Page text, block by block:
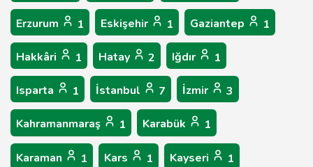
Erzurum 1 Eskişehir 1 Gaziantep 1
Hakkâri 1 Hatay 2 Iğdır 1
Isparta 1 İstanbul 7 İzmir 3
Kahramanmaraş 1 Karabük 1
Karaman 1 Kars 1 Kayseri 1